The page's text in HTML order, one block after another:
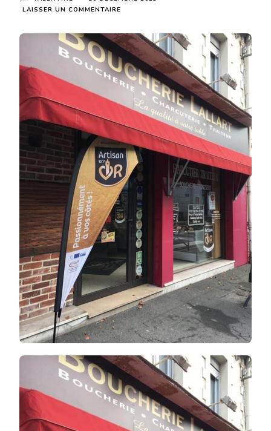
LAISSER UN COMMENTAIRE